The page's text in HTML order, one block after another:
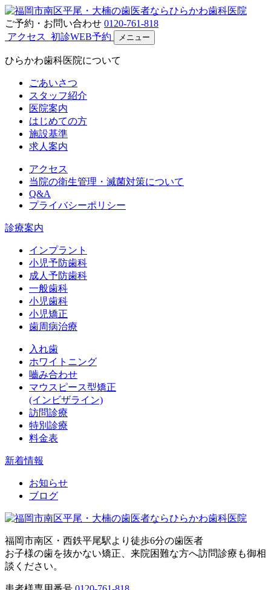
ご予約・お問い合わせ 0120-761-818
アクセス 初診WEB予約 メニュー
ひらかわ歯科医院について
ごあいさつ
スタッフ紹介
医院案内
はじめての方
施設基準
求人案内
アクセス
当院の衛生管理・滅菌対策について
Q&A
プライバシーポリシー
診療案内
インプラント
小児予防歯科
成人予防歯科
一般歯科
小児歯科
小児矯正
歯周病治療
入れ歯
ホワイトニング
嚙み合わせ
マウスピース型矯正
(インビザライン)
訪問診療
特別診療
料金表
新着情報
お知らせ
ブログ
福岡市南区・西鉄平尾駅より徒歩6分の歯医者
お子様の歯を抜かない矯正、来院困難な方へ訪問診療も御相
談ください。